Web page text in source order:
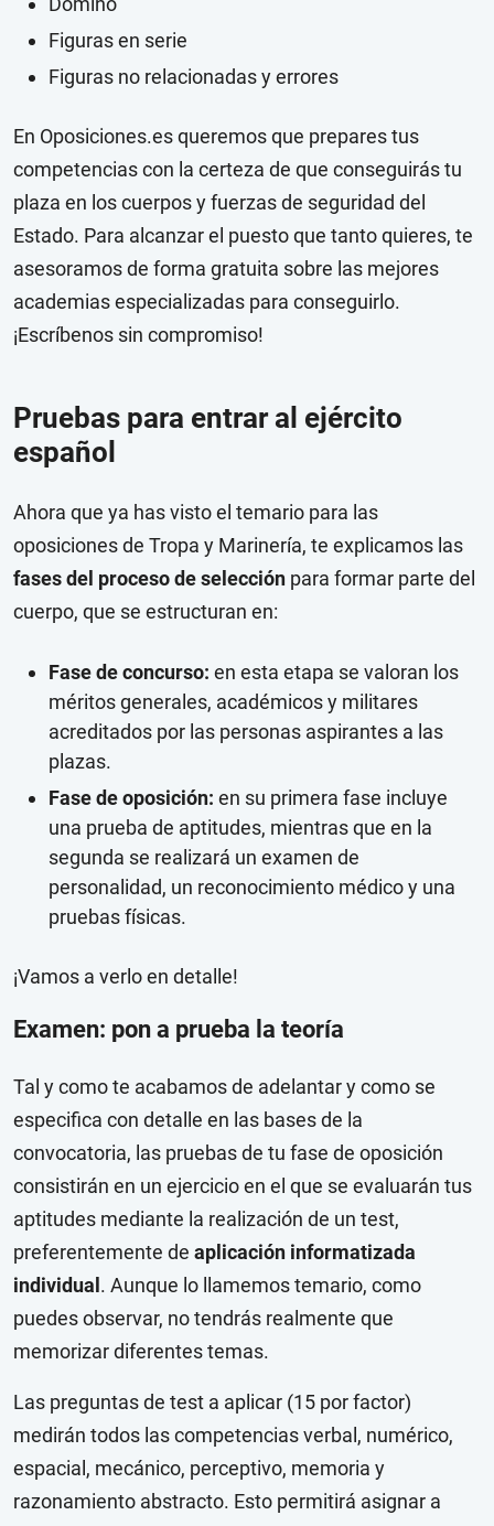
Figuras en serie
Figuras no relacionadas y errores
En Oposiciones.es queremos que prepares tus
competencias con la certeza de que conseguirás tu
plaza en los cuerpos y fuerzas de seguridad del
Estado. Para alcanzar el puesto que tanto quieres, te
asesoramos de forma gratuita sobre las mejores
academias especializadas para conseguirlo.
¡Escríbenos sin compromiso!
Pruebas para entrar al ejército
español
Ahora que ya has visto el temario para las
oposiciones de Tropa y Marinería, te explicamos las
fases del proceso de selección para formar parte del
cuerpo, que se estructuran en:
Fase de concurso: en esta etapa se valoran los
méritos generales, académicos y militares
acreditados por las personas aspirantes a las
plazas.
Fase de oposición: en su primera fase incluye
una prueba de aptitudes, mientras que en la
segunda se realizará un examen de
personalidad, un reconocimiento médico y una
pruebas físicas.
¡Vamos a verlo en detalle!
Examen: pon a prueba la teoría
Tal y como te acabamos de adelantar y como se
especifica con detalle en las bases de la
convocatoria, las pruebas de tu fase de oposición
consistirán en un ejercicio en el que se evaluarán tus
aptitudes mediante la realización de un test,
preferentemente de aplicación informatizada
individual . Aunque lo llamemos temario, como
puedes observar, no tendrás realmente que
memorizar diferentes temas.
Las preguntas de test a aplicar (15 por factor)
medirán todos las competencias verbal, numérico,
espacial, mecánico, perceptivo, memoria y
razonamiento abstracto. Esto permitirá asignar a